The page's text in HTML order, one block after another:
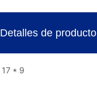
Detalles de producto